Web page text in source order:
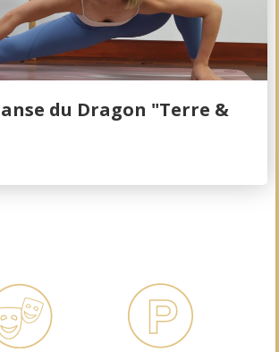
du Dragon "Terre &